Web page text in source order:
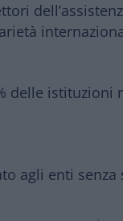
delle
agli enti